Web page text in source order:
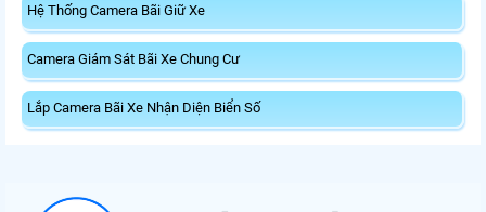
Hệ Thống Camera Bãi Giữ Xe
Camera Giám Sát Bãi Xe Chung Cư
Lắp Camera Bãi Xe Nhận Diện Biển Số